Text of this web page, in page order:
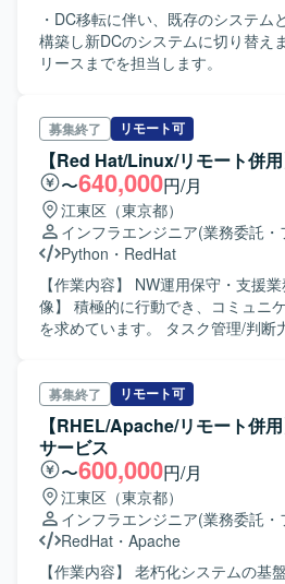
・DC移転に伴い、既存のシステム
構築し新DCのシステムに切り替え
リースまでを担当します。
募集終了 リモート可
【Red Hat/Linux/リモート併
〜640,000円/月
江東区（東京都）
インフラエンジニア(業務委託・
Python ・ RedHat
【作業内容】 NW運用保守・支援業務です。
像】 積極的に行動でき、コミュニ
を求めています。 タスク管理/判断
募集終了 リモート可
【RHEL/Apache/リモート併
サービス
〜600,000円/月
江東区（東京都）
インフラエンジニア(業務委託・
RedHat ・ Apache
【作業内容】 老朽化システムの基